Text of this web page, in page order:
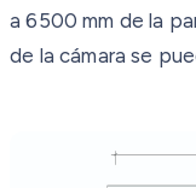
a 6500 mm de la
de la cámara se